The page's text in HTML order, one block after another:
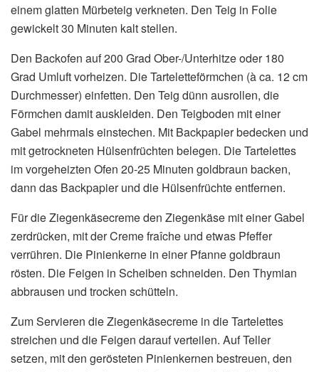
einem glatten Mürbeteig verkneten. Den Teig in Folie
gewickelt 30 Minuten kalt stellen.
Den Backofen auf 200 Grad Ober-/Unterhitze oder 180
Grad Umluft vorheizen. Die Tarteletteförmchen (à ca. 12 cm
Durchmesser) einfetten. Den Teig dünn ausrollen, die
Förmchen damit auskleiden. Den Teigboden mit einer
Gabel mehrmals einstechen. Mit Backpapier bedecken und
mit getrockneten Hülsenfrüchten belegen. Die Tartelettes
im vorgeheizten Ofen 20-25 Minuten goldbraun backen,
dann das Backpapier und die Hülsenfrüchte entfernen.
Für die Ziegenkäsecreme den Ziegenkäse mit einer Gabel
zerdrücken, mit der Creme fraîche und etwas Pfeffer
verrühren. Die Pinienkerne in einer Pfanne goldbraun
rösten. Die Feigen in Scheiben schneiden. Den Thymian
abbrausen und trocken schütteln.
Zum Servieren die Ziegenkäsecreme in die Tartelettes
streichen und die Feigen darauf verteilen. Auf Teller
setzen, mit den gerösteten Pinienkernen bestreuen, den